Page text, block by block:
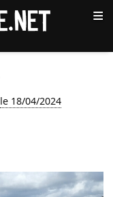
≡
le 18/04/2024